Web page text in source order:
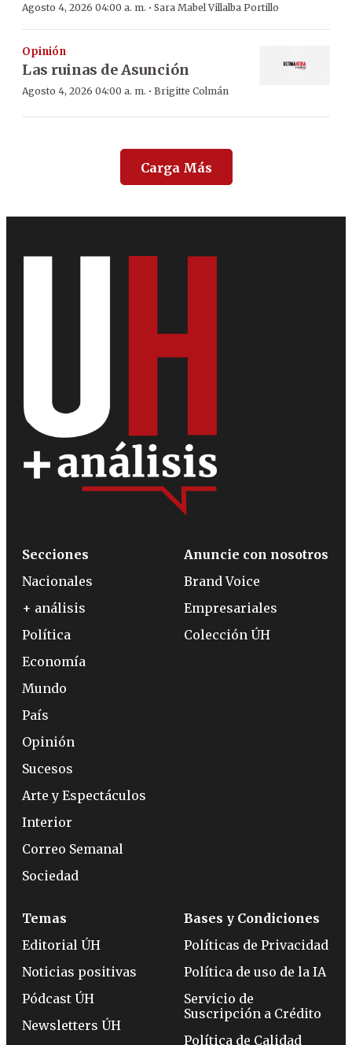
Agosto 4, 2026 04:00 a. m. · Sara Mabel Villalba Portillo
Opinión
Las ruinas de Asunción
Agosto 4, 2026 04:00 a. m. · Brigitte Colmán
Carga Más
Secciones
Nacionales
+ análisis
Política
Economía
Mundo
País
Opinión
Sucesos
Arte y Espectáculos
Interior
Correo Semanal
Sociedad
Anuncie con nosotros
Brand Voice
Empresariales
Colección ÚH
Temas
Editorial ÚH
Noticias positivas
Pódcast ÚH
Newsletters ÚH
Bases y Condiciones
Políticas de Privacidad
Política de uso de la IA
Servicio de
Suscripción a Crédito
Política de Calidad